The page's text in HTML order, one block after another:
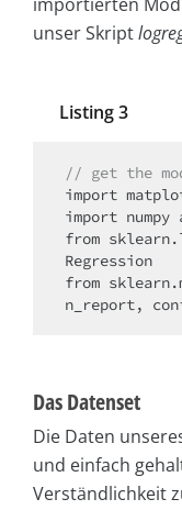
unser Skript
Listing 3
// get the
import
import numpy
from
Regression
from
n_report,
Das Datenset
Die Daten
und einfach
Verständlichkeit